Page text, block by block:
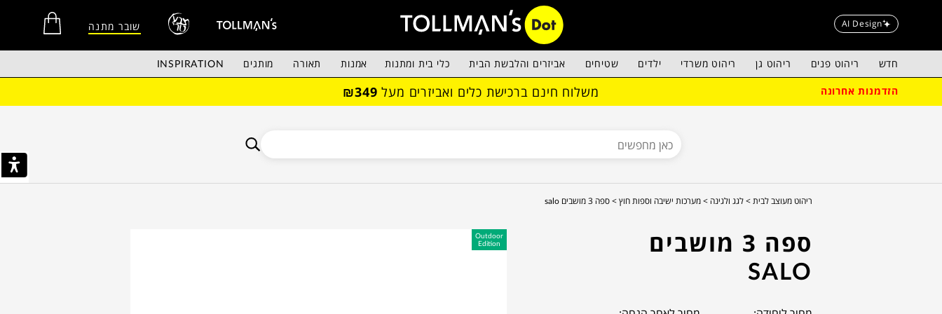
AI Design שובר מתנה
חדש ריהוט פנים ריהוט גן ריהוט משרדי ילדים שטיחים אביזרים והלבשת הבית כלי בית ומתנות אמנות תאורה מותגים INSPIRATION
הזדמנות אחרונה משלוח חינם ברכישת כלים ואביזרים מעל ₪349
ריהוט מעוצב לבית > לגג ולגינה > מערכות ישיבה וספות חוץ > ספה 3 מושבים salo
ספה 3 מושבים
SALO
Outdoor
Edition